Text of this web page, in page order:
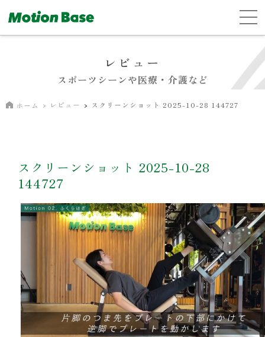
レビュー
スポーツシーンや医療・介護など
ホーム レビュー スクリーンショット 2025-10-28 144727
スクリーンショット 2025-10-28
144727